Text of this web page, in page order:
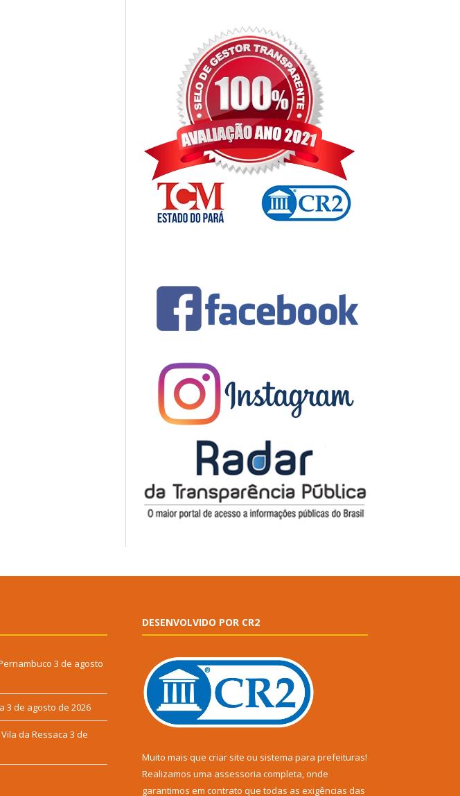
3 de agosto
3 de agosto de 2026
da Ressaca 3 de
DESENVOLVIDO POR CR2
Muito mais que criar site ou sistema para prefeituras!
Realizamos uma assessoria completa, onde
garantimos em contrato que todas as exigências das